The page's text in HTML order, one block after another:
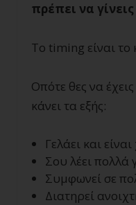
πρέπει να
Το timing είναι το
Οπότε θες να
κάνει τα εξής:
Γελάει και
Σου λέει πολλά
Συμφωνεί σε
Διατηρεί